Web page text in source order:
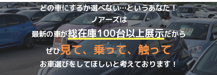
どの車にするか選べない…というあなた！
ノアーズは
最新の車が総在庫100台以上展示だから
ぜひ見て、乗って、触って
お車選びをしてほしいと考えております！